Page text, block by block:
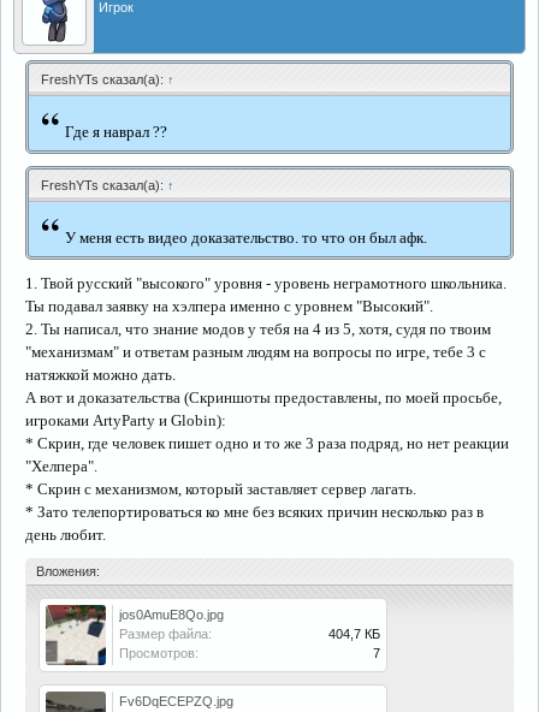
Игрок
FreshYTs сказал(а): ↑
“ Где я наврал ??
FreshYTs сказал(а): ↑
“ У меня есть видео доказательство. то что он был афк.
1. Твой русский "высокого" уровня - уровень неграмотного школьника.
Ты подавал заявку на хэлпера именно с уровнем "Высокий".
2. Ты написал, что знание модов у тебя на 4 из 5, хотя, судя по твоим
"механизмам" и ответам разным людям на вопросы по игре, тебе 3 с
натяжкой можно дать.
А вот и доказательства (Скриншоты предоставлены, по моей просьбе,
игроками ArtyParty и Globin):
* Скрин, где человек пишет одно и то же 3 раза подряд, но нет реакции
"Хелпера".
* Скрин с механизмом, который заставляет сервер лагать.
* Зато телепортироваться ко мне без всяких причин несколько раз в
день любит.
Вложения:
jos0AmuE8Qo.jpg
Размер файла:
404,7 КБ
Просмотров:
7
Fv6DqECEPZQ.jpg